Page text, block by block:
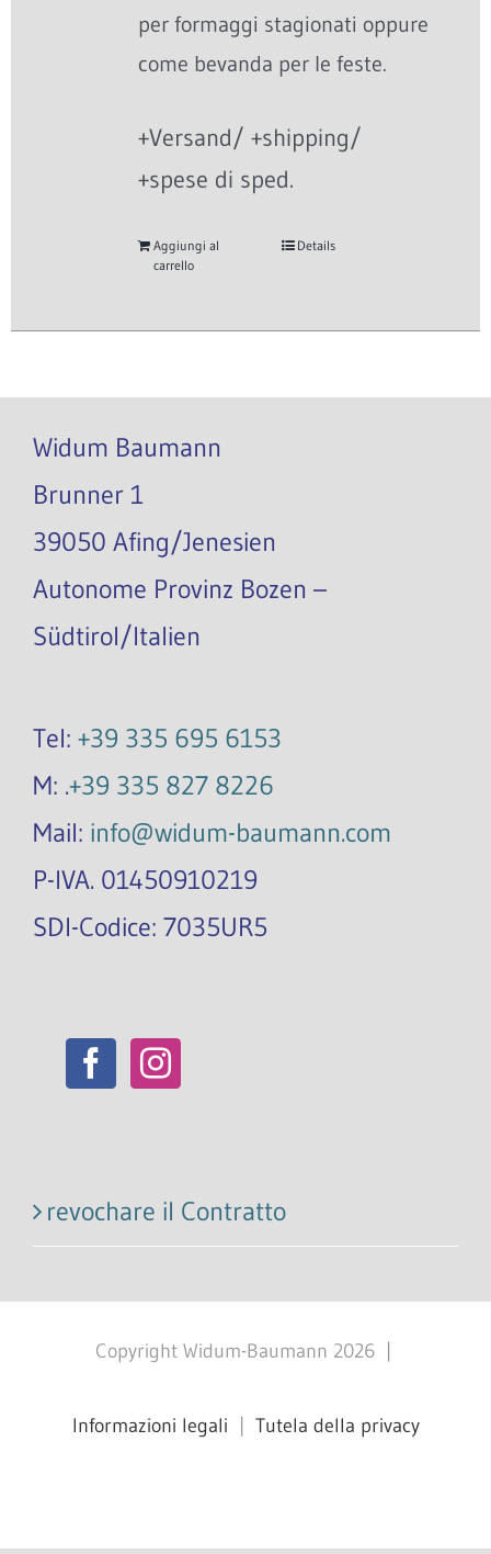
per formaggi stagionati oppure
come bevanda per le feste.
+Versand/ +shipping/
+spese di sped.
Aggiungi al
carrello
Details
Widum Baumann
Brunner 1
39050 Afing/Jenesien
Autonome Provinz Bozen –
Südtirol/Italien
Tel: +39 335 695 6153
M: .+39 335 827 8226
Mail: info@widum-baumann.com
P-IVA. 01450910219
SDI-Codice: 7035UR5
revochare il Contratto
Copyright Widum-Baumann 2026
Informazioni legali Tutela della privacy